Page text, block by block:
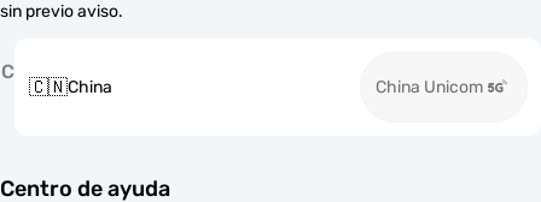
sin previo aviso.
C
🇨🇳China China Unicom
Centro de ayuda